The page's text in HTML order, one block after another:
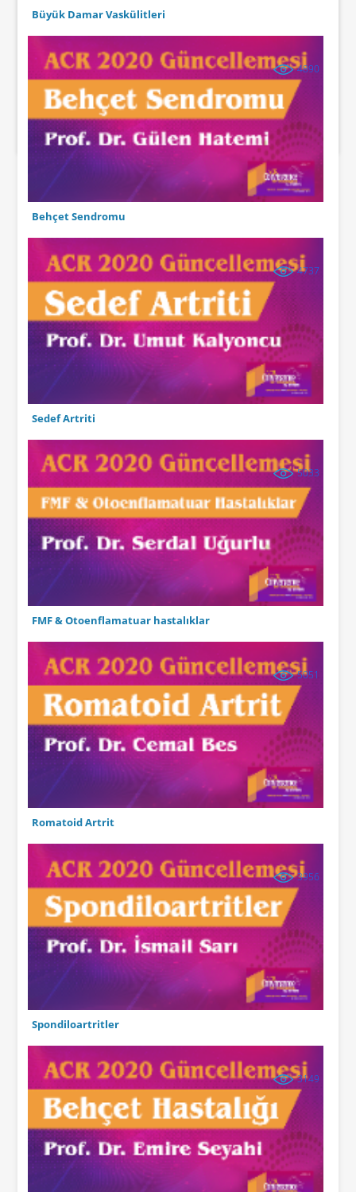
Büyük Damar Vaskülitleri
4890
Behçet Sendromu
4737
Sedef Artriti
5033
FMF & Otoenflamatuar hastalıklar
5051
Romatoid Artrit
3956
Spondiloartritler
3149